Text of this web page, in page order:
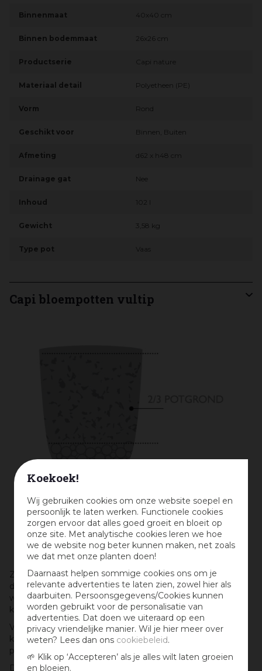
Koekoek!
Wij gebruiken cookies om onze website soepel en
persoonlijk te laten werken. Functionele cookies
zorgen ervoor dat alles goed groeit en bloeit op
onze site. Met analytische cookies leren we hoe
we de website nog beter kunnen maken, net zoals
we dat met onze planten doen!
Daarnaast helpen sommige cookies ons om je
relevante advertenties te laten zien, zowel hier als
daarbuiten. Persoonsgegevens/Cookies kunnen
worden gebruikt voor de personalisatie van
advertenties. Dat doen we uiteraard op een
privacy vriendelijke manier. Wil je hier meer over
weten? Lees dan ons cookiebeleid.
🌱 Klik op ‘Accepteren’ als je alles wilt laten groeien
en bloeien.
Binnenmaat 40x40 cm
Binnen bodemmaat 26x26 cm
Productserie Capi nature
Materiaal detail Polyetheen (PE)
Vorm Rond
Geschikt voor Binnen, Buiten
Afmeting d62 x h48 cm
Drainage gat Nee
Inhoud 102 l
Gewicht 3,58 kg
Type pot Vaas
Capi bloempotten vultip
Zorg dat het gat in de bodem niet verstopt raakt, dit kan
door gaas op de bodem te leggen. Zo kan het water
weglopen en loop je geen risico dat de bloempot bij vorst
kapot gaat of scheurt.
Vervolgens vul je 1/3 van de bloempot met Hydro
korrels.Dit zorgt voor een betere waterhuishouding in de
pot, daardoor kan de plant beter groeien.
Daarna vul je de Capi bloempot met potgrond.